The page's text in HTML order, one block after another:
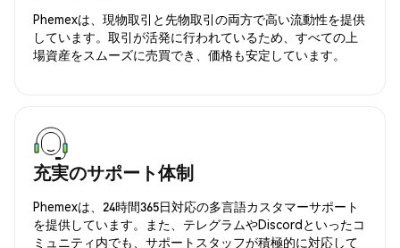
Phemexは、現物取引と先物取引の両方で高い流動性を提供
しています。取引が活発に行われているため、すべての上
場資産をスムーズに売買でき、価格も安定しています。
充実のサポート体制
Phemexは、24時間365日対応の多言語カスタマーサポート
を提供しています。また、テレグラムやDiscordといったコ
ミュニティ内でも、サポートスタッフが積極的に対応して